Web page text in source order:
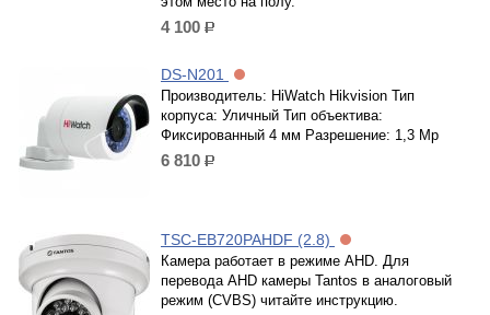
4 100 р.
DS-N201
Производитель: HiWatch Hikvision Тип
корпуса: Уличный Тип объектива:
Фиксированный 4 мм Разрешение: 1,3 Mp
6 810 р.
TSC-EB720PAHDF (2.8)
Камера работает в режиме AHD. Для
перевода AHD камеры Tantos в аналоговый
режим (CVBS) читайте инструкцию.